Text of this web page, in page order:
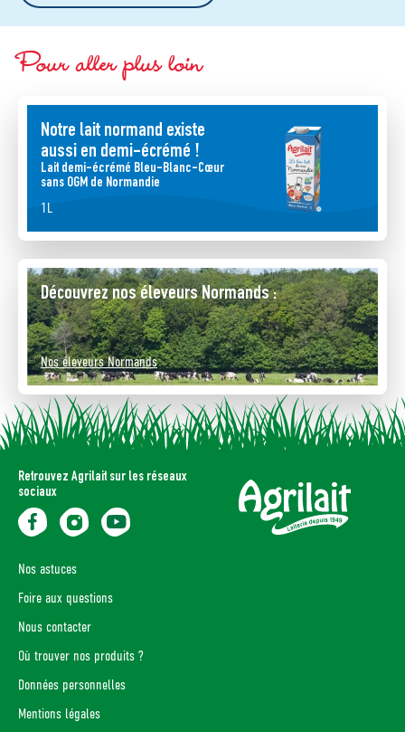
Pour aller plus loin
Notre lait normand existe
aussi en demi-écrémé !
Lait demi-écrémé Bleu-Blanc-Cœur
sans OGM de Normandie
1L
Découvrez nos éleveurs Normands :
Nos éleveurs Normands
Retrouvez Agrilait sur les réseaux
sociaux
Nos astuces
Foire aux questions
Nous contacter
Où trouver nos produits ?
Données personnelles
Mentions légales